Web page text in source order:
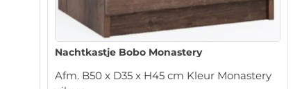
Nachtkastje Bobo Monastery
Afm. B50 x D35 x H45 cm Kleur Monastery